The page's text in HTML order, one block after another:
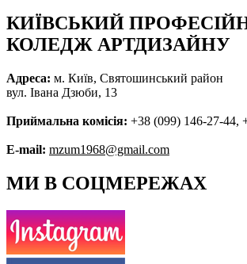
КИЇВСЬКИЙ
КОЛЕДЖ АРТДИЗАЙНУ
Адреса: м. Київ, Святошинський район
вул. Івана Дзюби, 13
Приймальна комісія: +38 (099) 146-27-44,
E-mail: mzum1968@gmail.com
МИ В СОЦМЕРЕЖАХ